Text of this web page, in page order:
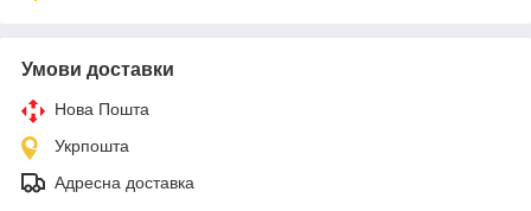
Умови доставки
Нова Пошта
Укрпошта
Адресна доставка